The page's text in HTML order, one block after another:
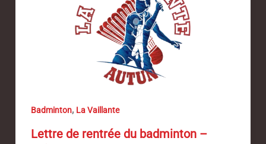
Badminton, La Vaillante
Lettre de rentrée du badminton –